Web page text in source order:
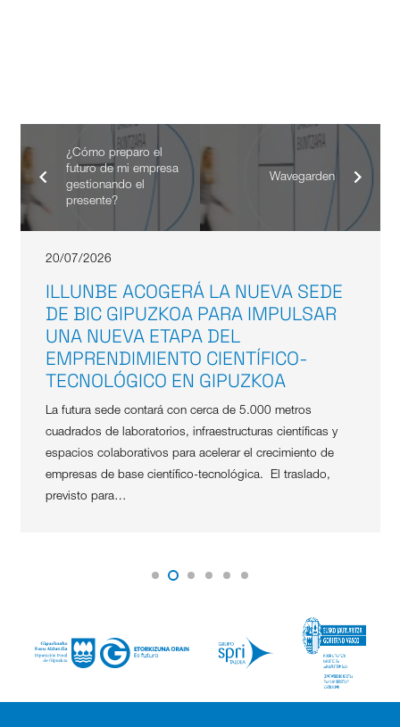
¿Cómo preparo el
futuro de mi empresa
gestionando el
presente?
Wavegarden
20/07/2026
ILLUNBE ACOGERÁ LA NUEVA SEDE
DE BIC GIPUZKOA PARA IMPULSAR
UNA NUEVA ETAPA DEL
EMPRENDIMIENTO CIENTÍFICO-
TECNOLÓGICO EN GIPUZKOA
La futura sede contará con cerca de 5.000 metros
cuadrados de laboratorios, infraestructuras científicas y
espacios colaborativos para acelerar el crecimiento de
empresas de base científico-tecnológica. El traslado,
previsto para…